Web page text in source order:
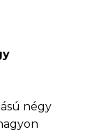
négy